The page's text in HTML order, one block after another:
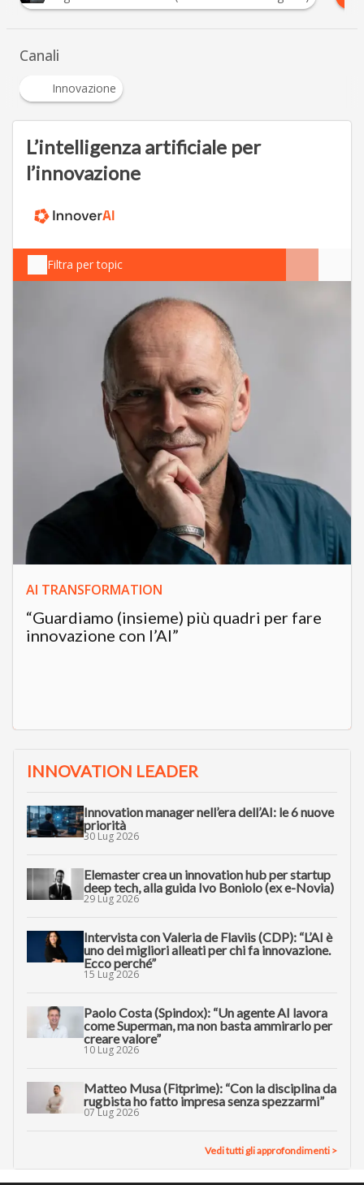
Canali
Innovazione
L’intelligenza artificiale per
l’innovazione
Filtra per topic
AI TRANSFORMATION
“Guardiamo (insieme) più quadri per fare
innovazione con l’AI”
INNOVATION LEADER
Innovation manager nell’era dell’AI: le 6 nuove
priorità
30 Lug 2026
Elemaster crea un innovation hub per startup
deep tech, alla guida Ivo Boniolo (ex e-Novia)
29 Lug 2026
Intervista con Valeria de Flaviis (CDP): “L’AI è
uno dei migliori alleati per chi fa innovazione.
Ecco perché”
15 Lug 2026
Paolo Costa (Spindox): “Un agente AI lavora
come Superman, ma non basta ammirarlo per
creare valore”
10 Lug 2026
Matteo Musa (Fitprime): “Con la disciplina da
rugbista ho fatto impresa senza spezzarmi”
07 Lug 2026
Vedi tutti gli approfondimenti >